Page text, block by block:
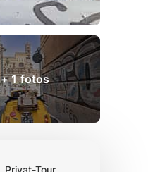
+ 1 fotos
Privat-Tour